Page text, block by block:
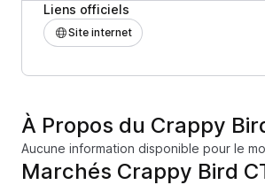
Liens officiels
Site internet
À Propos du Crappy
Aucune information disponible pour le
Marchés Crappy Bird